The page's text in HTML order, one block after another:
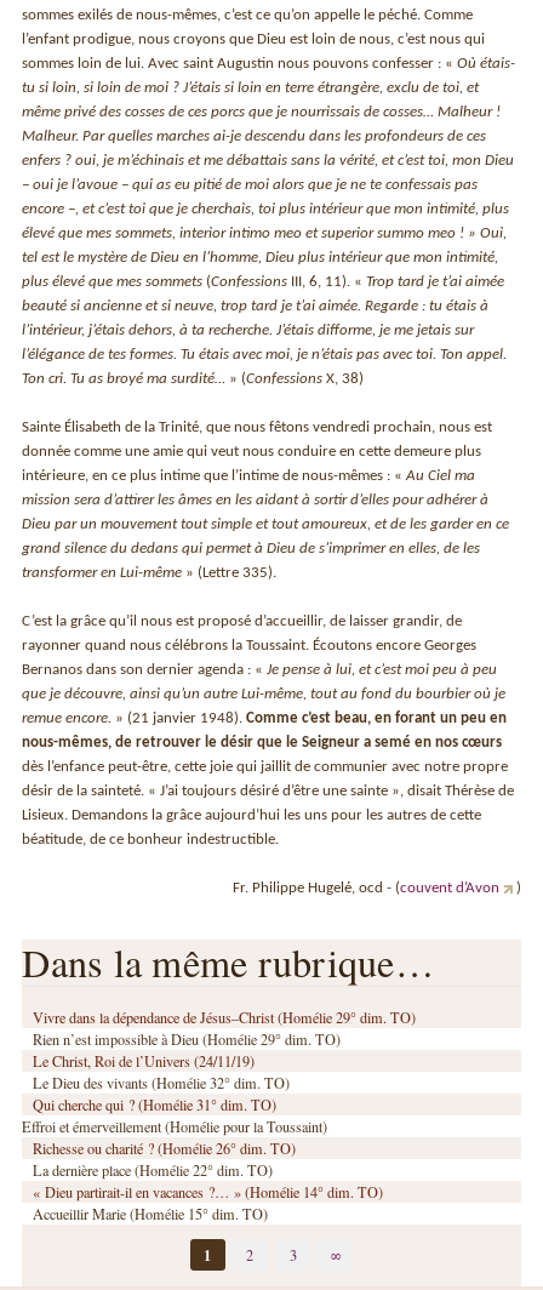
sommes exilés de nous-mêmes, c’est ce qu’on appelle le péché. Comme
l’enfant prodigue, nous croyons que Dieu est loin de nous, c’est nous qui
sommes loin de lui. Avec saint Augustin nous pouvons confesser : «Où étais-
tu si loin, si loin de moi ? J’étais si loin en terre étrangère, exclu de toi, et
même privé des cosses de ces porcs que je nourrissais de cosses… Malheur !
Malheur. Par quelles marches ai-je descendu dans les profondeurs de ces
enfers ? oui, je m’échinais et me débattais sans la vérité, et c’est toi, mon Dieu
− oui je l’avoue − qui as eu pitié de moi alors que je ne te confessais pas
encore −, et c’est toi que je cherchais, toi plus intérieur que mon intimité, plus
élevé que mes sommets, interior intimo meo et superior summo meo ! » Oui,
tel est le mystère de Dieu en l’homme, Dieu plus intérieur que mon intimité,
plus élevé que mes sommets (Confessions III, 6, 11). «Trop tard je t’ai aimée
beauté si ancienne et si neuve, trop tard je t’ai aimée. Regarde : tu étais à
l’intérieur, j’étais dehors, à ta recherche. J’étais difforme, je me jetais sur
l’élégance de tes formes. Tu étais avec moi, je n’étais pas avec toi. Ton appel.
Ton cri. Tu as broyé ma surdité… » (ConfessionsX, 38)
Sainte Élisabeth de la Trinité, que nous fêtons vendredi prochain, nous est
donnée comme une amie qui veut nous conduire en cette demeure plus
intérieure, en ce plus intime que l’intime de nous-mêmes : «Au Ciel ma
mission sera d’attirer les âmes en les aidant à sortir d’elles pour adhérer à
Dieu par un mouvement tout simple et tout amoureux, et de les garder en ce
grand silence du dedans qui permet à Dieu de s’imprimer en elles, de les
transformer en Lui-même » (Lettre 335).
C’est la grâce qu’il nous est proposé d’accueillir, de laisser grandir, de
rayonner quand nous célébrons la Toussaint. Écoutons encore Georges
Bernanos dans son dernier agenda : «Je pense à lui, et c’est moi peu à peu
que je découvre, ainsi qu’un autre Lui-même, tout au fond du bourbier où je
remue encore. » (21 janvier 1948).Comme c’est beau, en forant un peu en
nous-mêmes, de retrouver le désir que le Seigneur a semé en nos cœurs
dès l’enfance peut-être, cette joie qui jaillit de communier avec notre propre
désir de la sainteté. « J’ai toujours désiré d’être une sainte », disait Thérèse de
Lisieux. Demandons la grâce aujourd’hui les uns pour les autres de cette
béatitude, de ce bonheur indestructible.
Fr. Philippe Hugelé, ocd - (couvent d’Avon )
Dans la même rubrique…
Vivre dans la dépendance de Jésus–Christ (Homélie 29° dim. TO)
Rien n’est impossible à Dieu (Homélie 29° dim. TO)
Le Christ, Roi de l’Univers (24/11/19)
Le Dieu des vivants (Homélie 32° dim. TO)
Qui cherche qui ? (Homélie 31° dim. TO)
Effroi et émerveillement (Homélie pour la Toussaint)
Richesse ou charité ? (Homélie 26° dim. TO)
La dernière place (Homélie 22° dim. TO)
« Dieu partirait-il en vacances ?… » (Homélie 14° dim. TO)
Accueillir Marie (Homélie 15° dim. TO)
1 2 3 ∞